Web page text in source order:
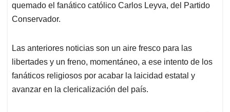
quemado el fanático católico Carlos Leyva, del Partido
Conservador.
Las anteriores noticias son un aire fresco para las
libertades y un freno, momentáneo, a ese intento de los
fanáticos religiosos por acabar la laicidad estatal y
avanzar en la clericalización del país.